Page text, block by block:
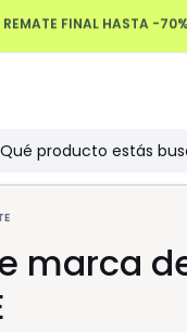
REMATE FINAL HASTA -70%
hasta 100
marca